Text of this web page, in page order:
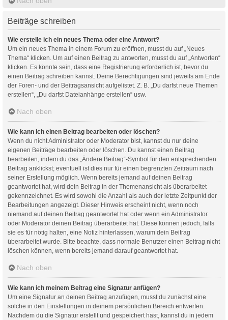
Beiträge schreiben
Wie erstelle ich ein neues Thema oder eine Antwort?
Um ein neues Thema in einem Forum zu eröffnen, musst du auf „Neues
Thema“ klicken. Um auf einen Beitrag zu antworten, musst du auf „Antworten“
klicken. Es könnte sein, dass eine Registrierung erforderlich ist, bevor du
einen Beitrag schreiben kannst. Deine Berechtigungen sind jeweils am Ende
der Foren- und der Beitragsansicht aufgelistet. Z. B. „Du darfst neue Themen
erstellen“, „Du darfst Dateianhänge erstellen“ usw.
Nach oben
Wie kann ich einen Beitrag bearbeiten oder löschen?
Wenn du nicht Administrator oder Moderator bist, kannst du nur deine
eigenen Beiträge bearbeiten oder löschen. Du kannst einen Beitrag
bearbeiten, indem du das „Ändere Beitrag“-Symbol für den entsprechenden
Beitrag anklickst; eventuell ist dies nur für einen begrenzten Zeitraum nach
seiner Erstellung möglich. Wenn bereits jemand auf deinen Beitrag
geantwortet hat, wird dein Beitrag in der Themenansicht als überarbeitet
gekennzeichnet. Es wird sowohl die Anzahl als auch der letzte Zeitpunkt der
Bearbeitungen angezeigt. Dieser Hinweis erscheint nicht, wenn noch
niemand auf deinen Beitrag geantwortet hat oder wenn ein Administrator
oder Moderator deinen Beitrag überarbeitet hat. Diese können jedoch, falls
sie es für nötig halten, eine Notiz hinterlassen, warum dein Beitrag
überarbeitet wurde. Bitte beachte, dass normale Benutzer einen Beitrag nicht
löschen können, wenn bereits jemand darauf geantwortet hat.
Nach oben
Wie kann ich meinem Beitrag eine Signatur anfügen?
Um eine Signatur an deinen Beitrag anzufügen, musst du zunächst eine
solche in den Einstellungen in deinem persönlichen Bereich entwerfen.
Nachdem du die Signatur erstellt und gespeichert hast, kannst du in jedem